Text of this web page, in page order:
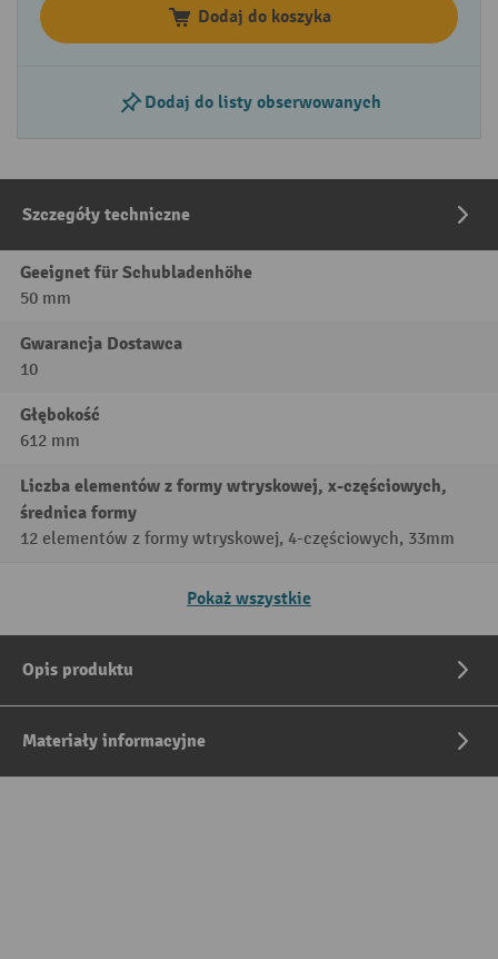
Dodaj do koszyka
Dodaj do listy obserwowanych
Szczegóły techniczne
Geeignet für Schubladenhöhe
50 mm
Gwarancja Dostawca
10
Głębokość
612 mm
Liczba elementów z formy wtryskowej, x-częściowych,
średnica formy
12 elementów z formy wtryskowej, 4-częściowych, 33mm
Pokaż wszystkie
Opis produktu
Materiały informacyjne